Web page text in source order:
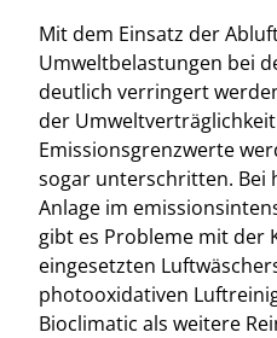
Mit dem Einsatz der
Umweltbelastungen bei
deutlich verringert
der
Emissionsgrenzwerte
sogar unterschritten. Bei
Anlage im
gibt es Probleme mit der
eingesetzten
photooxidativen
Bioclimatic als weitere